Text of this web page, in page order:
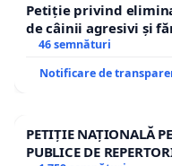
calitatea aerului.
De asemenea,
riscuri privind
utilizarea artificiilor a
incidente soldate cu
Petiție privind
de câinii agresivi și
46 semnături
Notificare de
PETIȚIE NAȚIONALĂ
PUBLICE DE